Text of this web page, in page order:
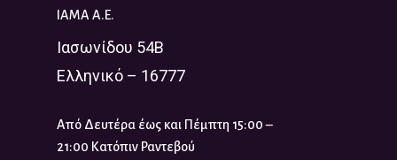
IAMA A.E.
Ιασωνίδου 54Β
Ελληνικό – 16777
Από Δευτέρα έως και Πέμπτη 15:00 –
21:00 Κατόπιν Ραντεβού